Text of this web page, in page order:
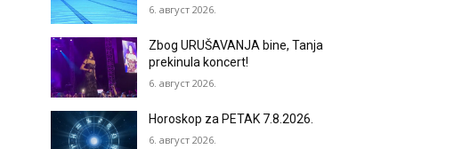
6. август 2026.
Zbog URUŠAVANJA bine, Tanja
prekinula koncert!
6. август 2026.
Horoskop za PETAK 7.8.2026.
6. август 2026.